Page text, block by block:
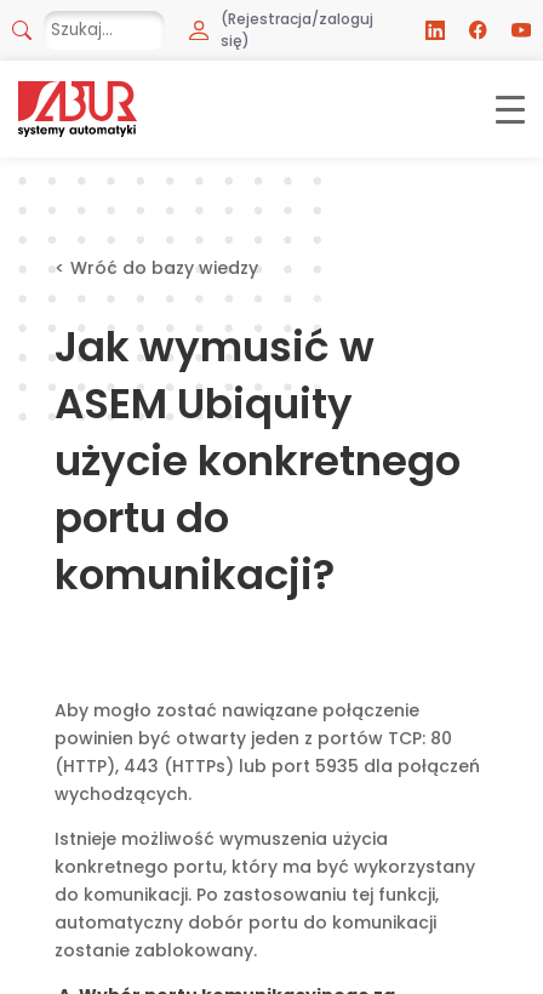
(Rejestracja/zaloguj
się)
< Wróć do bazy wiedzy
Jak wymusić w
ASEM Ubiquity
użycie konkretnego
portu do
komunikacji?
Aby mogło zostać nawiązane połączenie
powinien być otwarty jeden z portów TCP: 80
(HTTP), 443 (HTTPs) lub port 5935 dla połączeń
wychodzących.
Istnieje możliwość wymuszenia użycia
konkretnego portu, który ma być wykorzystany
do komunikacji. Po zastosowaniu tej funkcji,
automatyczny dobór portu do komunikacji
zostanie zablokowany.